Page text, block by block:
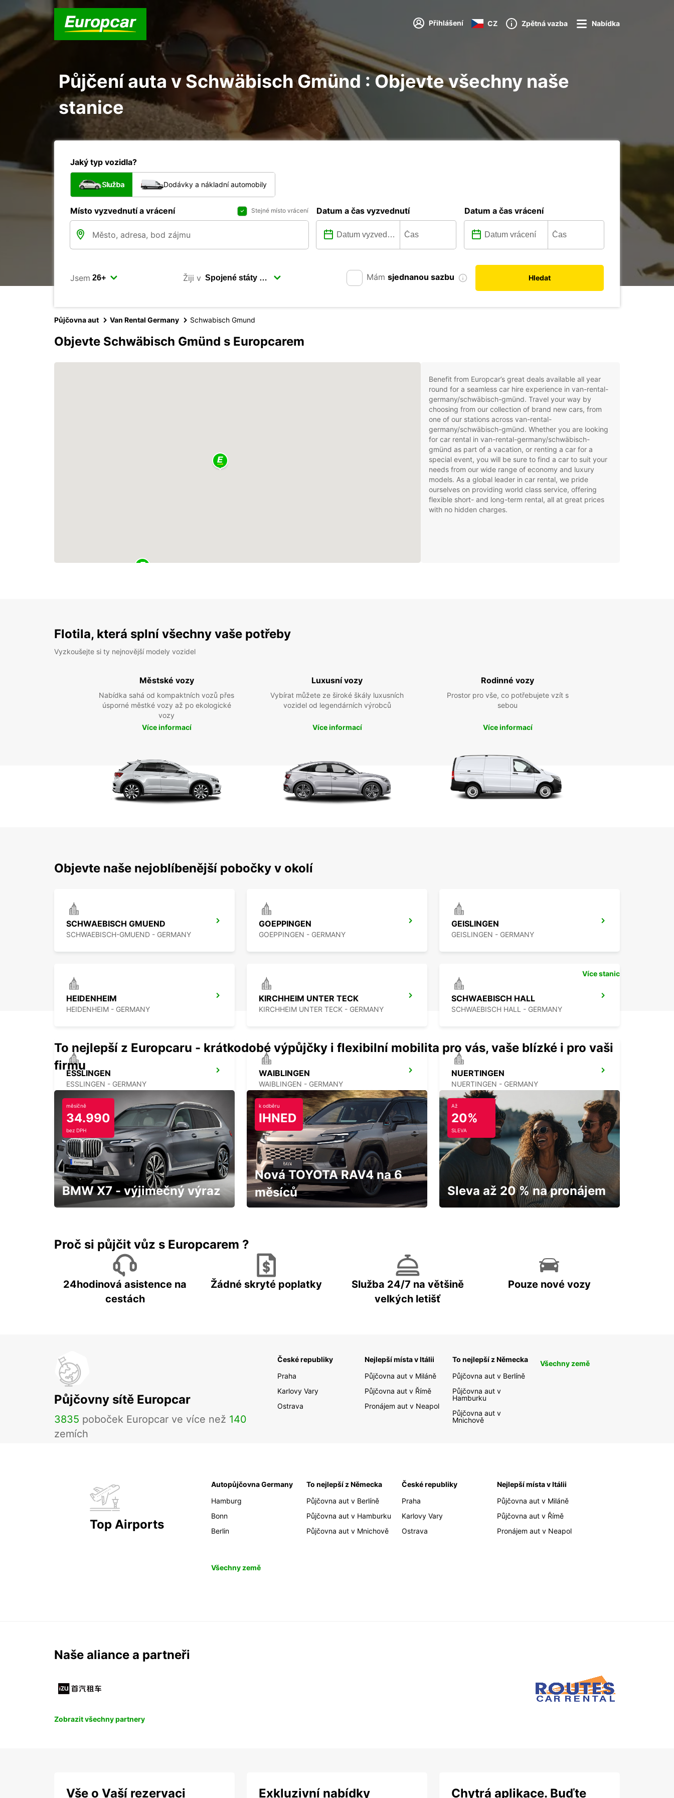
Přihlášení CZ Zpětná vazba Nabídka
Půjčení auta v Schwäbisch Gmünd : Objevte všechny naše
stanice
Jaký typ vozidla?
Služba Dodávky a nákladní automobily
Místo vyzvednutí a vrácení Stejné místo vrácení Datum a čas vyzvednutí Datum a čas vrácení
Jsem Žiji v Mám sjednanou sazbu Hledat
Půjčovna aut Van Rental Germany Schwabisch Gmund
Objevte Schwäbisch Gmünd s Europcarem
Benefit from Europcar’s great deals available all year
round for a seamless car hire experience in van-rental-
germany/schwäbisch-gmünd. Travel your way by
choosing from our collection of brand new cars, from
one of our stations across van-rental-
germany/schwäbisch-gmünd. Whether you are looking
for car rental in van-rental-germany/schwäbisch-
gmünd as part of a vacation, or renting a car for a
special event, you will be sure to find a car to suit your
needs from our wide range of economy and luxury
models. As a global leader in car rental, we pride
ourselves on providing world class service, offering
flexible short- and long-term rental, all at great prices
with no hidden charges.
Flotila, která splní všechny vaše potřeby
Vyzkoušejte si ty nejnovější modely vozidel
Městské vozy
Nabídka sahá od kompaktních vozů přes
úsporné městké vozy až po ekologické
vozy
Více informací
Luxusní vozy
Vybírat můžete ze široké škály luxusních
vozidel od legendárních výrobců
Více informací
Rodinné vozy
Prostor pro vše, co potřebujete vzít s
sebou
Více informací
Objevte naše nejoblíbenější pobočky v okolí
SCHWAEBISCH GMUEND
SCHWAEBISCH-GMUEND - GERMANY
GOEPPINGEN
GOEPPINGEN - GERMANY
GEISLINGEN
GEISLINGEN - GERMANY
HEIDENHEIM
HEIDENHEIM - GERMANY
KIRCHHEIM UNTER TECK
KIRCHHEIM UNTER TECK - GERMANY
SCHWAEBISCH HALL
SCHWAEBISCH HALL - GERMANY
ESSLINGEN
ESSLINGEN - GERMANY
WAIBLINGEN
WAIBLINGEN - GERMANY
NUERTINGEN
NUERTINGEN - GERMANY
CRAILSHEIM
CRAILSHEIM - GERMANY
Více stanic
To nejlepší z Europcaru - krátkodobé výpůjčky i flexibilní mobilita pro vás, vaše blízké i pro vaši
firmu
měsíčně
34.990
bez DPH
BMW X7 - výjimečný výraz
k odběru
IHNED
Nová TOYOTA RAV4 na 6
měsíců
Až
20%
SLEVA
Sleva až 20 % na pronájem
Proč si půjčit vůz s Europcarem ?
24hodinová asistence na
cestách
Žádné skryté poplatky
Služba 24/7 na většině
velkých letišť
Pouze nové vozy
Půjčovny sítě Europcar
3835 poboček Europcar ve více než 140
zemích
České republiky
Praha
Karlovy Vary
Ostrava
Nejlepší místa v Itálii
Půjčovna aut v Miláně
Půjčovna aut v Římě
Pronájem aut v Neapol
To nejlepší z Německa
Půjčovna aut v Berlíně
Půjčovna aut v
Hamburku
Půjčovna aut v
Mnichově
Všechny země
Top Airports
Autopůjčovna Germany
Hamburg
Bonn
Berlin
To nejlepší z Německa
Půjčovna aut v Berlíně
Půjčovna aut v Hamburku
Půjčovna aut v Mnichově
České republiky
Praha
Karlovy Vary
Ostrava
Nejlepší místa v Itálii
Půjčovna aut v Miláně
Půjčovna aut v Římě
Pronájem aut v Neapol
Všechny země
Naše aliance a partneři
Zobrazit všechny partnery
Vše o Vaší rezervaci Exkluzivní nabídky Chytrá aplikace. Buďte